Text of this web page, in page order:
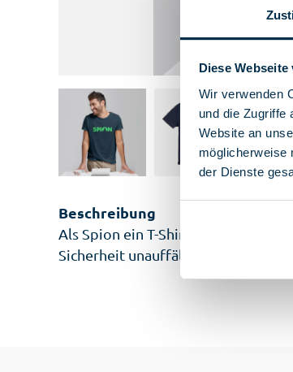
Diese
Wir verwenden
und die Zugriffe
Website an
möglicherweise
der Dienste
Beschreibung
Als Spion ein T-Shirt mit der
Sicherheit unauffälliger als